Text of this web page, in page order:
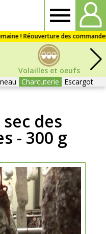
Volailles et oeufs
Charcuterie Escargot
des
- 300 g